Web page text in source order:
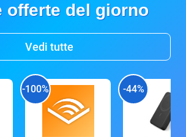
offerte del giorno
Vedi tutte
-100% -44%